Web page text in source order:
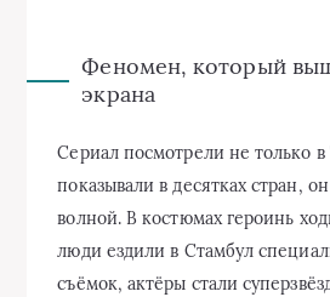
Феномен, который
экрана
Сериал посмотрели не только
показывали в десятках стран,
волной. В костюмах героинь
люди ездили в Стамбул
съёмок, актёры стали